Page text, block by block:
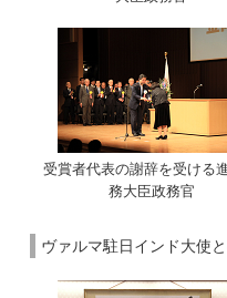
受賞者代表の謝辞を受ける
務大臣政務官
ヴァルマ駐日インド大使